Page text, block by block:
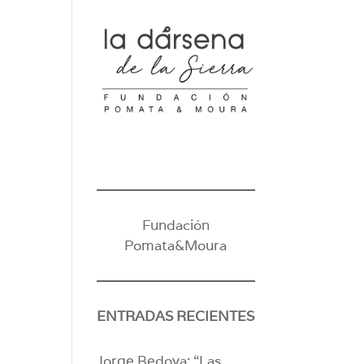
Fundación
Pomata&Moura
ENTRADAS RECIENTES
Jorge Bedoya: “Las